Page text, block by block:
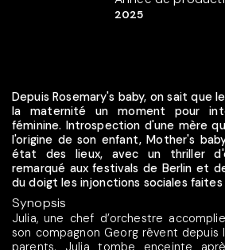
2025
Depuis Rosemary's baby, on sait que
la maternité un moment pour
féminine. Introspection d'une mère
l'origine de son enfant, Mother's
état des lieux, avec un thriller
remarqué aux festivals de Berlin et
du doigt les injonctions sociales faites
Synopsis
Julia, une chef d’orchestre
son compagnon Georg rêvent
parents. Julia tombe enceinte